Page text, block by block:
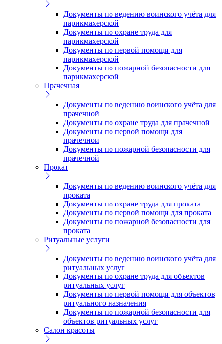
Документы по ведению воинского учёта для
парикмахерской
Документы по охране труда для
парикмахерской
Документы по первой помощи для
парикмахерской
Документы по пожарной безопасности для
парикмахерской
Прачечная
Документы по ведению воинского учёта для
прачечной
Документы по охране труда для прачечной
Документы по первой помощи для
прачечной
Документы по пожарной безопасности для
прачечной
Прокат
Документы по ведению воинского учёта для
проката
Документы по охране труда для проката
Документы по первой помощи для проката
Документы по пожарной безопасности для
проката
Ритуальные услуги
Документы по ведению воинского учёта для
ритуальных услуг
Документы по охране труда для объектов
ритуальных услуг
Документы по первой помощи для объектов
ритуального назначения
Документы по пожарной безопасности для
объектов ритуальных услуг
Салон красоты